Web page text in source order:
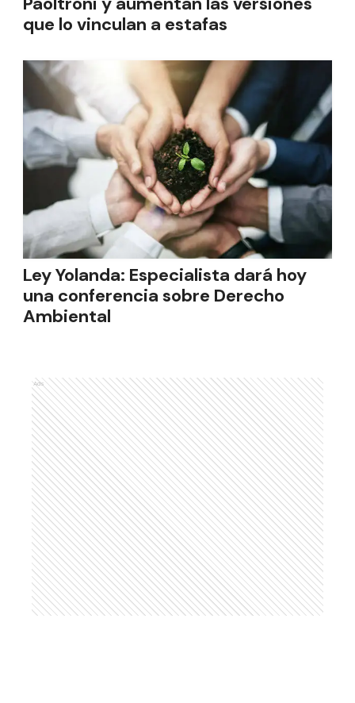
que lo vinculan a estafas
Ley Yolanda: Especialista dará hoy
una conferencia sobre Derecho
Ambiental
Ads